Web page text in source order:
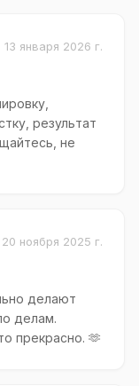
13 января 2026 г.
результат
не
20 ноября 2025 г.
делают
делам.
прекрасно. 🫶